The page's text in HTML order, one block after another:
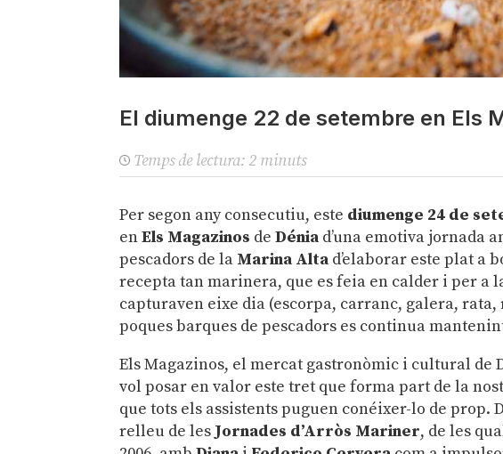
El diumenge 22 de setembre en Els
Temps de lectura: 2 minuts
Per segon any consecutiu, este diumenge 24 de
enEls Magazinos deDénia d’una emotiva jornada
pescadors de la Marina Alta d’elaborar este plat a
recepta tan marinera, que es feia en calder i per a
capturaven eixe dia (escorpa, carranc, galera, rata,
poques barques de pescadors es continua
Els Magazinos, el mercat gastronòmic i cultural de
vol posar en valor este tret que forma part de la
que tots els assistents puguen conéixer-lo de prop.
relleu de les Jornades d’Arròs Mariner, de les